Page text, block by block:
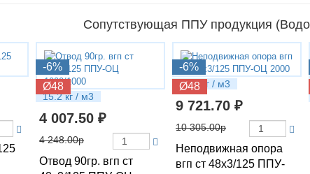
Сопутствующая ППУ продукция
-6%
Ø48
15.2 кг / м3
4 007.50 ₽
4 248.00р
Отвод 90гр. вгп ст
-6%
Ø48
16.1 кг / м3
9 721.70 ₽
10 305.00р
Неподвижная опора
вгп ст 48х3/125 ППУ-